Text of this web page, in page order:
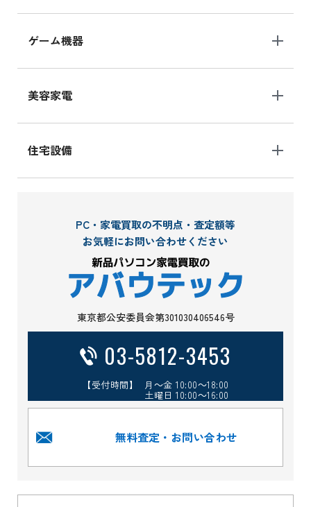
ゲーム機器
美容家電
住宅設備
PC・家電買取の不明点・査定額等
お気軽にお問い合わせください
東京都公安委員会第301030406546号
03-5812-3453
【受付時間】 月～金 10:00～18:00
土曜日 10:00～16:00
無料査定・お問い合わせ